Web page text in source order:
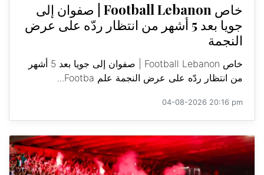
خاص Football Lebanon | صفوان إلى
جويا بعد 5 أشهر من انتظار ردّه على عرض
النجمة
خاص Football Lebanon | صفوان إلى جويا بعد 5 أشهر
من انتظار ردّه على عرض النجمة علم Footba...
04-08-2026 20:16 pm